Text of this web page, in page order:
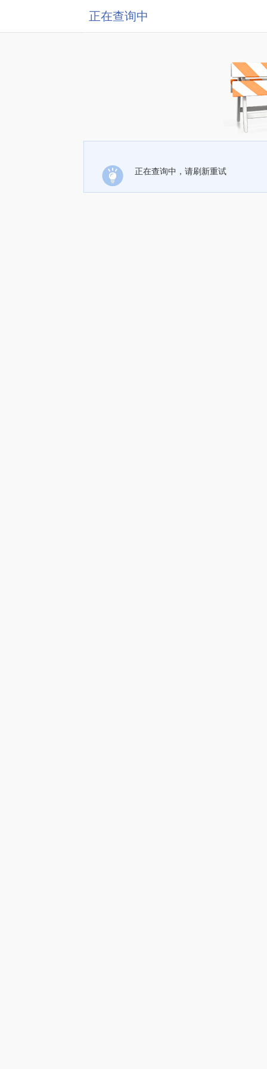
正在查询中
正在查询中，请刷新重试